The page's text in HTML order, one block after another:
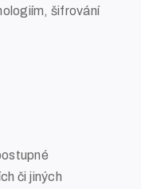
šifrování
či jiných